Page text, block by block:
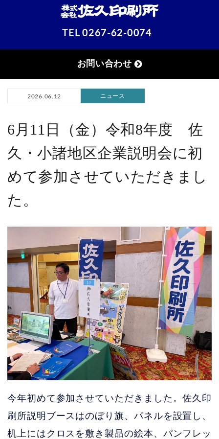
TEL0267-62-0074
お問い合わせ
2026.06.12 ニュース
6月11日（金）令和8年度 佐
久・小諸地区企業説明会に初
めて参加させていただきまし
た。
今年初めて参加させていただきました。佐久印
刷所説明ブースはのぼり旗、パネルを設置し、
机上にはクロスを敷き製品の絵本、パンフレッ